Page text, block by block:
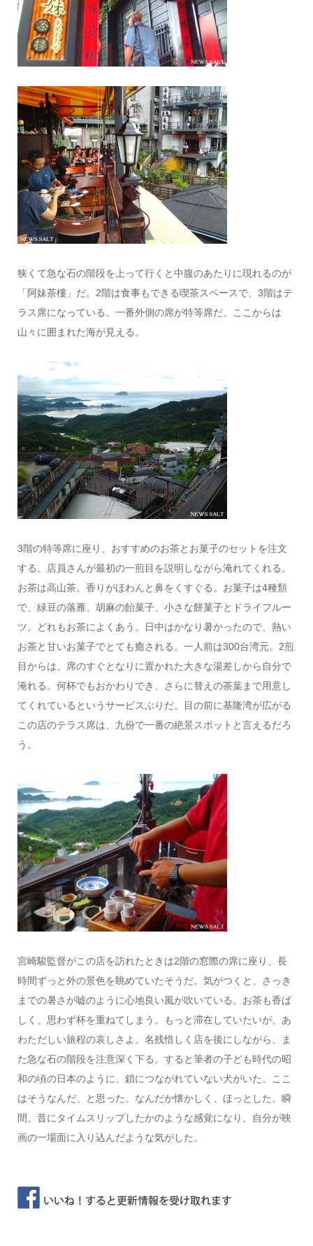
狭くて急な石の階段を上って行くと中腹のあたりに現れるのが
「阿妹茶樓」だ。2階は食事もできる喫茶スペースで、3階はテ
ラス席になっている。一番外側の席が特等席だ。ここからは
山々に囲まれた海が見える。
3階の特等席に座り、おすすめのお茶とお菓子のセットを注文
する。店員さんが最初の一煎目を説明しながら淹れてくれる。
お茶は高山茶。香りがほわんと鼻をくすぐる。お菓子は4種類
で、緑豆の落雁、胡麻の飴菓子、小さな餅菓子とドライフルー
ツ。どれもお茶によくあう。日中はかなり暑かったので、熱い
お茶と甘いお菓子でとても癒される。一人前は300台湾元。2煎
目からは、席のすぐとなりに置かれた大きな湯差しから自分で
淹れる。何杯でもおかわりでき、さらに替えの茶葉まで用意し
てくれているというサービスぶりだ。目の前に基隆湾が広がる
この店のテラス席は、九份で一番の絶景スポットと言えるだろ
う。
宮崎駿監督がこの店を訪れたときは2階の窓際の席に座り、長
時間ずっと外の景色を眺めていたそうだ。気がつくと、さっき
までの暑さが嘘のように心地良い風が吹いている。お茶も香ば
しく、思わず杯を重ねてしまう。もっと滞在していたいが、あ
わただしい旅程の哀しさよ。名残惜しく店を後にしながら、ま
た急な石の階段を注意深く下る。すると筆者の子ども時代の昭
和の頃の日本のように、鎖につながれていない犬がいた。ここ
はそうなんだ、と思った。なんだか懐かしく、ほっとした。瞬
間、昔にタイムスリップしたかのような感覚になり、自分が映
画の一場面に入り込んだような気がした。